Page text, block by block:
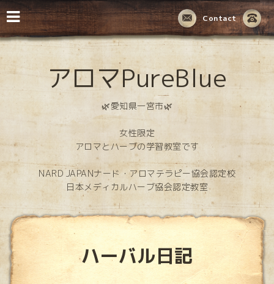
Contact
アロマPureBlue
🌿愛知県一宮市🌿
女性限定
アロマとハーブの学習教室です
NARD JAPANナード・アロマテラピー協会認定校
日本メディカルハーブ協会認定教室
ハーバル日記